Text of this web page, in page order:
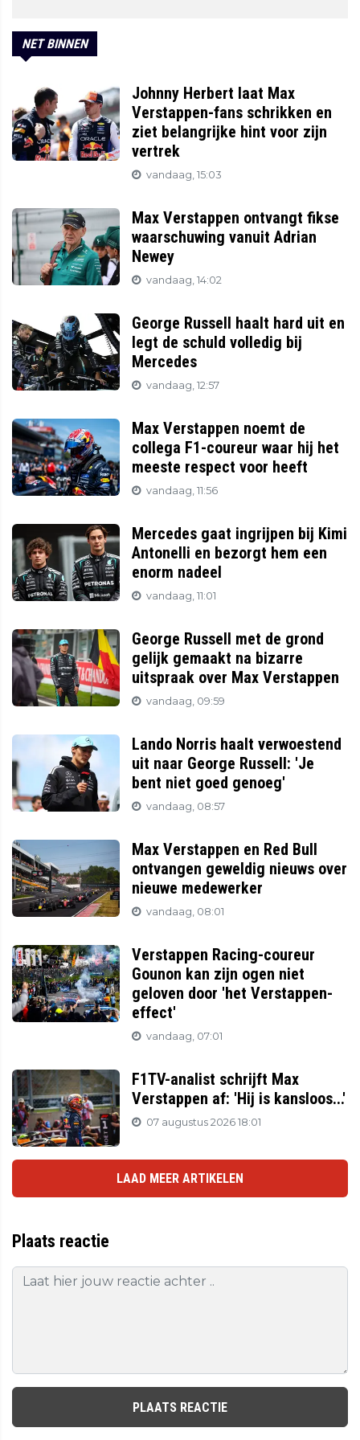
NET BINNEN
Johnny Herbert laat Max
Verstappen-fans schrikken en
ziet belangrijke hint voor zijn
vertrek
vandaag, 15:03
Max Verstappen ontvangt fikse
waarschuwing vanuit Adrian
Newey
vandaag, 14:02
George Russell haalt hard uit en
legt de schuld volledig bij
Mercedes
vandaag, 12:57
Max Verstappen noemt de
collega F1-coureur waar hij het
meeste respect voor heeft
vandaag, 11:56
Mercedes gaat ingrijpen bij Kimi
Antonelli en bezorgt hem een
enorm nadeel
vandaag, 11:01
George Russell met de grond
gelijk gemaakt na bizarre
uitspraak over Max Verstappen
vandaag, 09:59
Lando Norris haalt verwoestend
uit naar George Russell: 'Je
bent niet goed genoeg'
vandaag, 08:57
Max Verstappen en Red Bull
ontvangen geweldig nieuws over
nieuwe medewerker
vandaag, 08:01
Verstappen Racing-coureur
Gounon kan zijn ogen niet
geloven door 'het Verstappen-
effect'
vandaag, 07:01
F1TV-analist schrijft Max
Verstappen af: 'Hij is kansloos...'
07 augustus 2026 18:01
LAAD MEER ARTIKELEN
Plaats reactie
PLAATS REACTIE